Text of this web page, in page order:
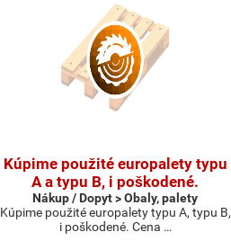
Kúpime použité europalety typu
A a typu B, i poškodené.
Nákup / Dopyt > Obaly, palety
Kúpime použité europalety typu A, typu B,
i poškodené. Cena …